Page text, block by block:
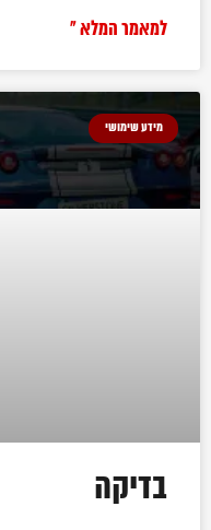
למאמר המלא »
מידע שימושי
בדיקה